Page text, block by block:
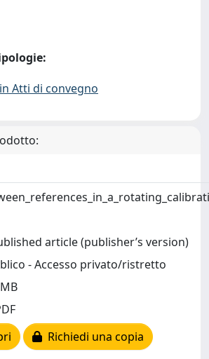
Atti di convegno
article (publisher’s version)
- Accesso privato/ristretto
Richiedi una copia